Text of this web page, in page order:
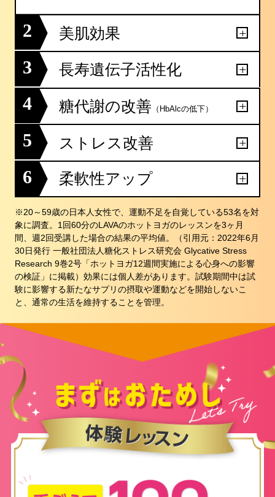
2 美肌効果
3 長寿遺伝子活性化
4 糖代謝の改善 （HbAlcの低下）
5 ストレス改善
6 柔軟性アップ
※20～59歳の日本人女性で、運動不足を自覚している53名を対
象に調査。1回60分のLAVAのホットヨガのレッスンを3ヶ月
間、週2回受講した場合の結果の平均値。（引用元：2022年6月
30日発行 一般社団法人糖化ストレス研究会 Glycative Stress
Research 9巻2号「ホットヨガ12週間実施による心身への影響
の検証」に掲載）効果には個人差があります。試験期間中は試
験に影響する新たなサプリの摂取や運動などを開始しないこ
と、通常の生活を維持することを管理。